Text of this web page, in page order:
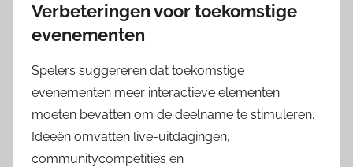
Verbeteringen voor toekomstige
evenementen
Spelers suggereren dat toekomstige
evenementen meer interactieve elementen
moeten bevatten om de deelname te stimuleren.
Ideeën omvatten live-uitdagingen,
communitycompetities en